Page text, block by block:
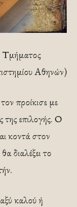
Τμήματος
Αθηνών)
προίκισε με
της επιλογής. Ο
κοντά στον
διαλέξει το
καλού ή